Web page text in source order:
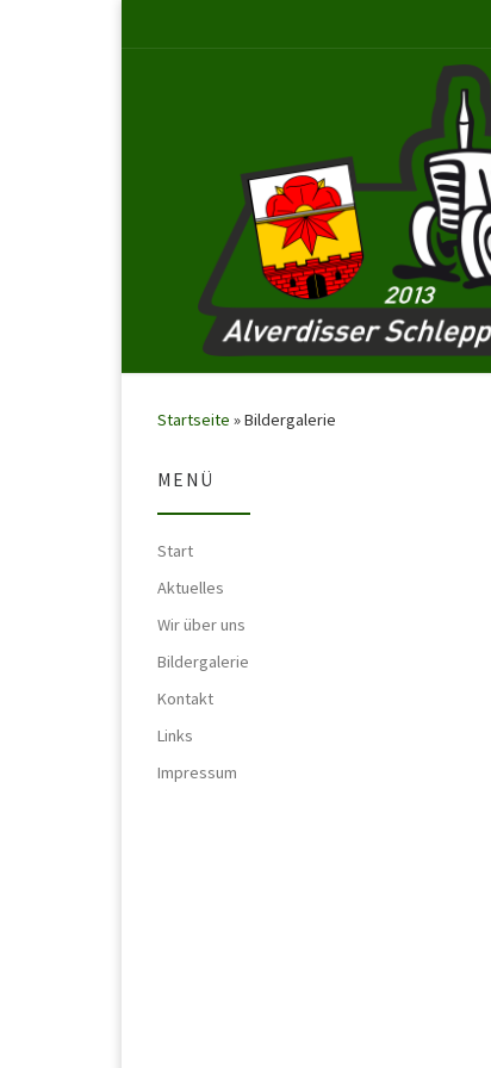
Startseite »Bildergalerie
MENÜ
Start
Aktuelles
Wir über uns
Bildergalerie
Kontakt
Links
Impressum